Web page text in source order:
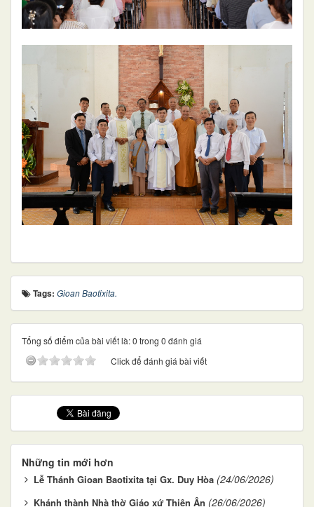
Tags: Gioan Baotixita.
Tổng số điểm của bài viết là: 0 trong 0 đánh giá
Click để đánh giá bài viết
Những tin mới hơn
Lễ Thánh Gioan Baotixita tại Gx. Duy Hòa (24/06/2026)
Khánh thành Nhà thờ Giáo xứ Thiên Ân (26/06/2026)